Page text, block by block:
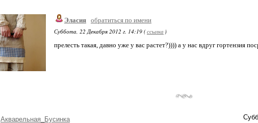
Эласия обратиться по имени
Суббота, 22 Декабря 2012 г. 14:19 (ссылка )
прелесть такая, давно уже у вас растет?)))) а у нас вдруг гортензия
Акварельная_Бусинка